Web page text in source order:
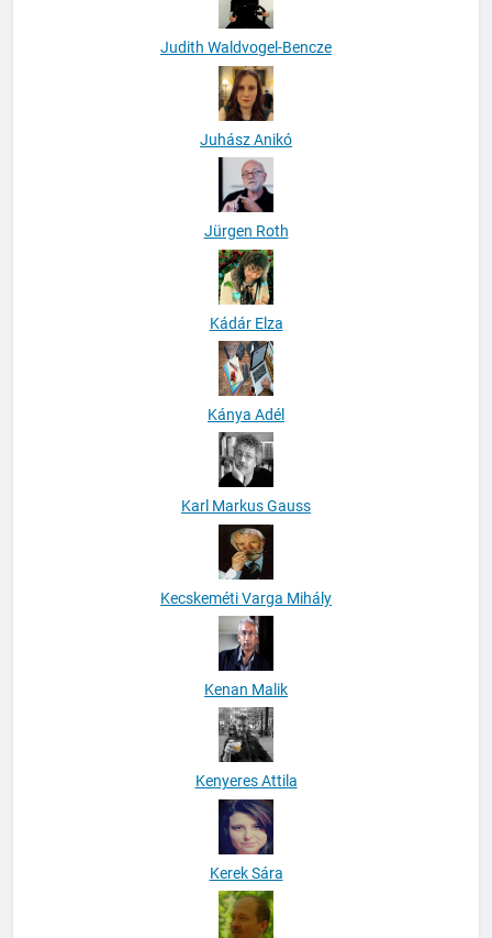
Judith Waldvogel-Bencze
Juhász Anikó
Jürgen Roth
Kádár Elza
Kánya Adél
Karl Markus Gauss
Kecskeméti Varga Mihály
Kenan Malik
Kenyeres Attila
Kerek Sára